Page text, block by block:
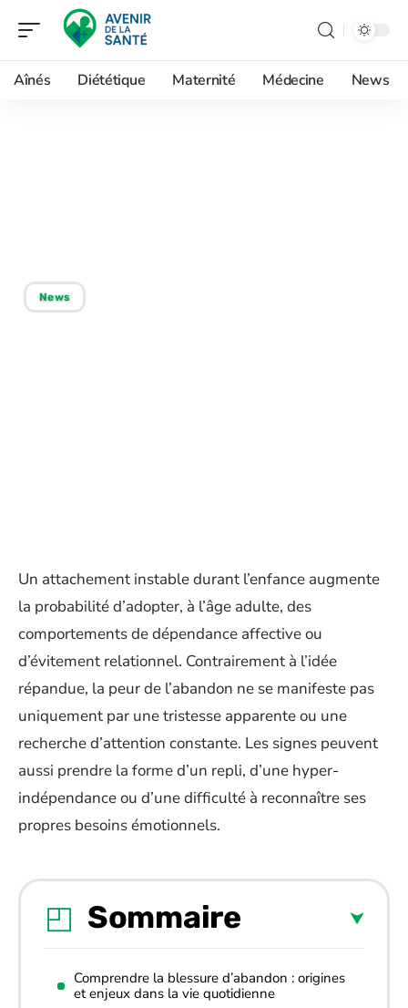
Aînés Diététique Maternité Médecine News
News
Un attachement instable durant l’enfance augmente
la probabilité d’adopter, à l’âge adulte, des
comportements de dépendance affective ou
d’évitement relationnel. Contrairement à l’idée
répandue, la peur de l’abandon ne se manifeste pas
uniquement par une tristesse apparente ou une
recherche d’attention constante. Les signes peuvent
aussi prendre la forme d’un repli, d’une hyper-
indépendance ou d’une difficulté à reconnaître ses
propres besoins émotionnels.
Sommaire
Comprendre la blessure d’abandon : origines
et enjeux dans la vie quotidienne